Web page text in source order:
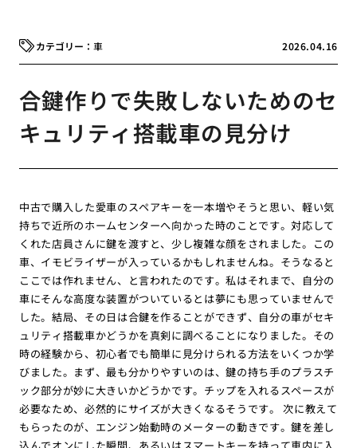
2026.04.16
車
合鍵作りで失敗しないためのセ
キュリティ搭載車の見分け
中古で購入した愛車のスペアキーを一本増やそうと思い、軽い気
持ちで近所のホームセンターへ向かった時のことです。対応して
くれた店員さんに鍵を渡すと、少し複雑な顔をされました。この
車、イモビライザーが入っているかもしれませんね。そうなると
ここでは作れません、と言われたのです。私はそれまで、自分の
車にそんな高度な装置がついているとは夢にも思っていませんで
した。結局、その日は合鍵を作ることができず、自分の車がセキ
ュリティ搭載車かどうかを真剣に調べることになりました。その
時の経験から、初心者でも簡単に見分けられる方法をいくつか学
びました。まず、最も分かりやすいのは、鍵の持ち手のプラスチ
ック部分が妙に大きいかどうかです。チップを入れるスペースが
必要なため、必然的にサイズが大きくなるそうです。 次に教えて
もらったのが、エンジン始動時のメーターの動きです。鍵を差し